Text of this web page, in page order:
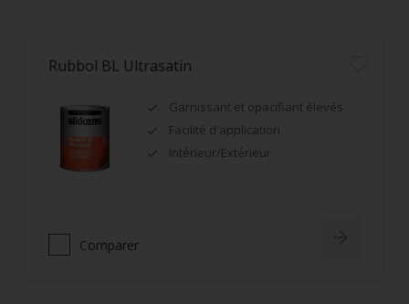
Rubbol BL Ultrasatin
Garnissant et opacifiant élevés
Facilité d'application
Intérieur/Extérieur
Comparer